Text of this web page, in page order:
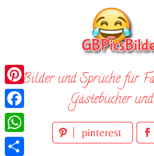
Bilder und Sprüche für
Gästebücher
Pinterest
Facebook
WhatsApp